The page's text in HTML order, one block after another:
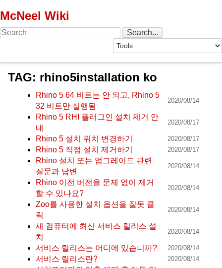
McNeel Wiki
TAG: rhino5installation ko
Rhino 5 64 비트는 안 되고, Rhino 5
32 비트만 실행됨
2020/08/14
Rhino 5 RHI 플러그인 설치 제거 안
내
2020/08/17
Rhino 5 설치 위치 변경하기 2020/08/17
Rhino 5 직접 설치 제거하기 2020/08/17
Rhino 설치 또는 업그레이드 관련
질문과 답변
2020/08/14
Rhino 이전 버전을 문제 없이 제거
할 수 있나요?
2020/08/14
Zoo를 사용한 설치 옵션을 잘못 클
릭
2020/08/14
새 컴퓨터에 최신 서비스 릴리스 설
치
2020/08/14
서비스 릴리스는 어디에 있습니까? 2020/08/14
서비스 릴리스란? 2020/08/14